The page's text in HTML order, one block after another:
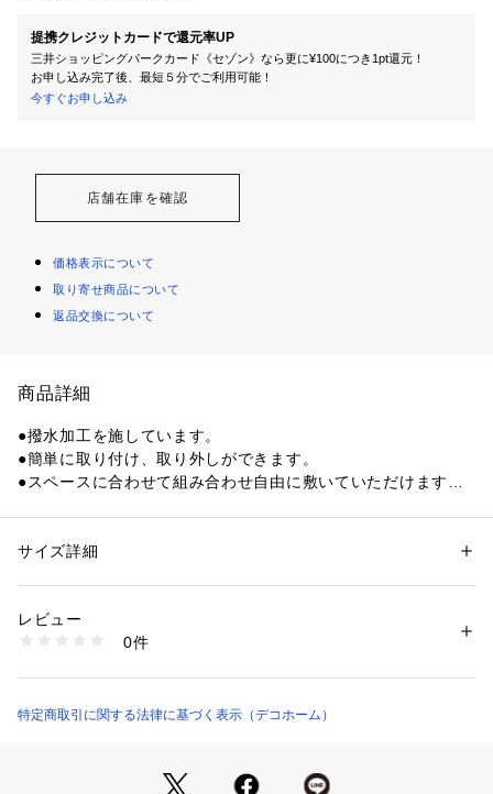
提携クレジットカードで還元率UP
三井ショッピングパークカード《セゾン》なら更に¥100につき1pt還元！
お申し込み完了後、最短５分でご利用可能！
今すぐお申し込み
店舗在庫を確認
価格表示について
取り寄せ商品について
返品交換について
商品詳細
●撥水加工を施しています。
●簡単に取り付け、取り外しができます。
●スペースに合わせて組み合わせ自由に敷いていただけます。
●生地が薄いので、つまずきにくく、扉の開閉の妨げにもなり
●1枚ずつ洗濯機で丸洗いできます。
表面：ポリエステル100％
性別：レディース
グマット
3980000002356
サイズ詳細
レビュー
0件
特定商取引に関する法律に基づく表示（デコホーム）